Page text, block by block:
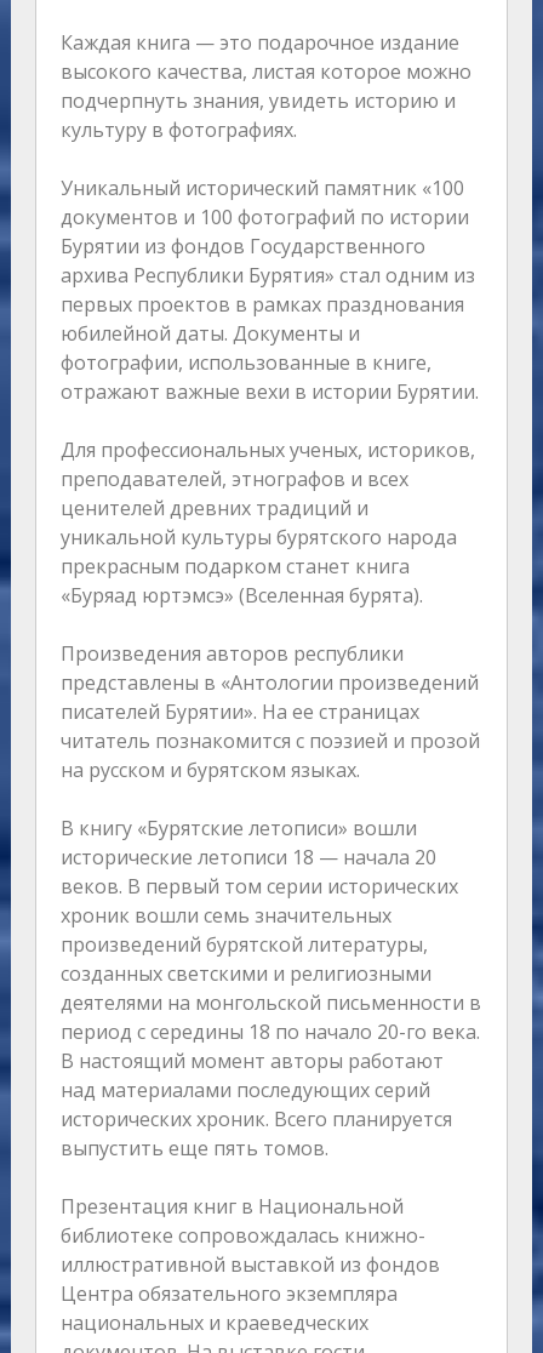
Каждая книга — это подарочное издание
высокого качества, листая которое можно
подчерпнуть знания, увидеть историю и
культуру в фотографиях.
Уникальный исторический памятник «100
документов и 100 фотографий по истории
Бурятии из фондов Государственного
архива Республики Бурятия» стал одним из
первых проектов в рамках празднования
юбилейной даты. Документы и
фотографии, использованные в книге,
отражают важные вехи в истории Бурятии.
Для профессиональных ученых, историков,
преподавателей, этнографов и всех
ценителей древних традиций и
уникальной культуры бурятского народа
прекрасным подарком станет книга
«Буряад юртэмсэ» (Вселенная бурята).
Произведения авторов республики
представлены в «Антологии произведений
писателей Бурятии». На ее страницах
читатель познакомится с поэзией и прозой
на русском и бурятском языках.
В книгу «Бурятские летописи» вошли
исторические летописи 18 — начала 20
веков. В первый том серии исторических
хроник вошли семь значительных
произведений бурятской литературы,
созданных светскими и религиозными
деятелями на монгольской письменности в
период с середины 18 по начало 20-го века.
В настоящий момент авторы работают
над материалами последующих серий
исторических хроник. Всего планируется
выпустить еще пять томов.
Презентация книг в Национальной
библиотеке сопровождалась книжно-
иллюстративной выставкой из фондов
Центра обязательного экземпляра
национальных и краеведческих